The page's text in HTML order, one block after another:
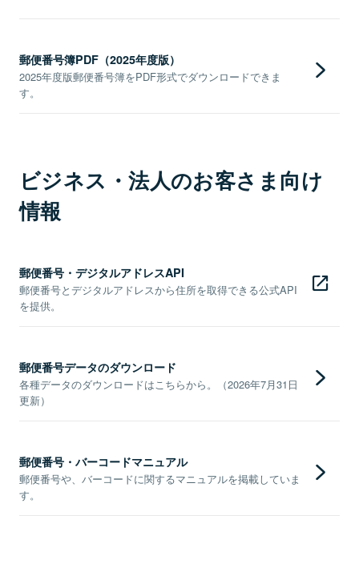
郵便番号簿PDF（2025年度版）
2025年度版郵便番号簿をPDF形式でダウンロードできま
す。
ビジネス・法人のお客さま向け
情報
郵便番号・デジタルアドレスAPI
郵便番号とデジタルアドレスから住所を取得できる公式API
を提供。
郵便番号データのダウンロード
各種データのダウンロードはこちらから。（2026年7月31日
更新）
郵便番号・バーコードマニュアル
郵便番号や、バーコードに関するマニュアルを掲載していま
す。